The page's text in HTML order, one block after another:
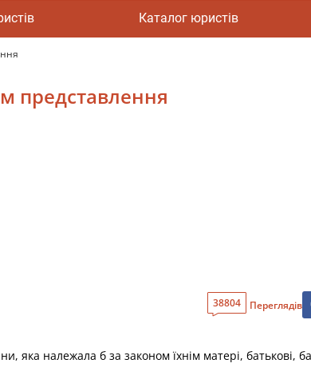
Каталог юристів
представлення
38804 Переглядів
яка належала б за законом їхнім матері, батькові,